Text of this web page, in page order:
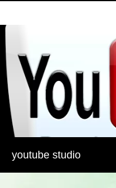
youtube studio